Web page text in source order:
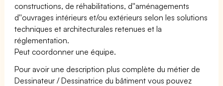
constructions, de réhabilitations, d''aménagements
d''ouvrages intérieurs et/ou extérieurs selon les solutions
techniques et architecturales retenues et la
réglementation.
Peut coordonner une équipe.
Pour avoir une description plus complète du métier de
Dessinateur / Dessinatrice du bâtiment vous pouvez